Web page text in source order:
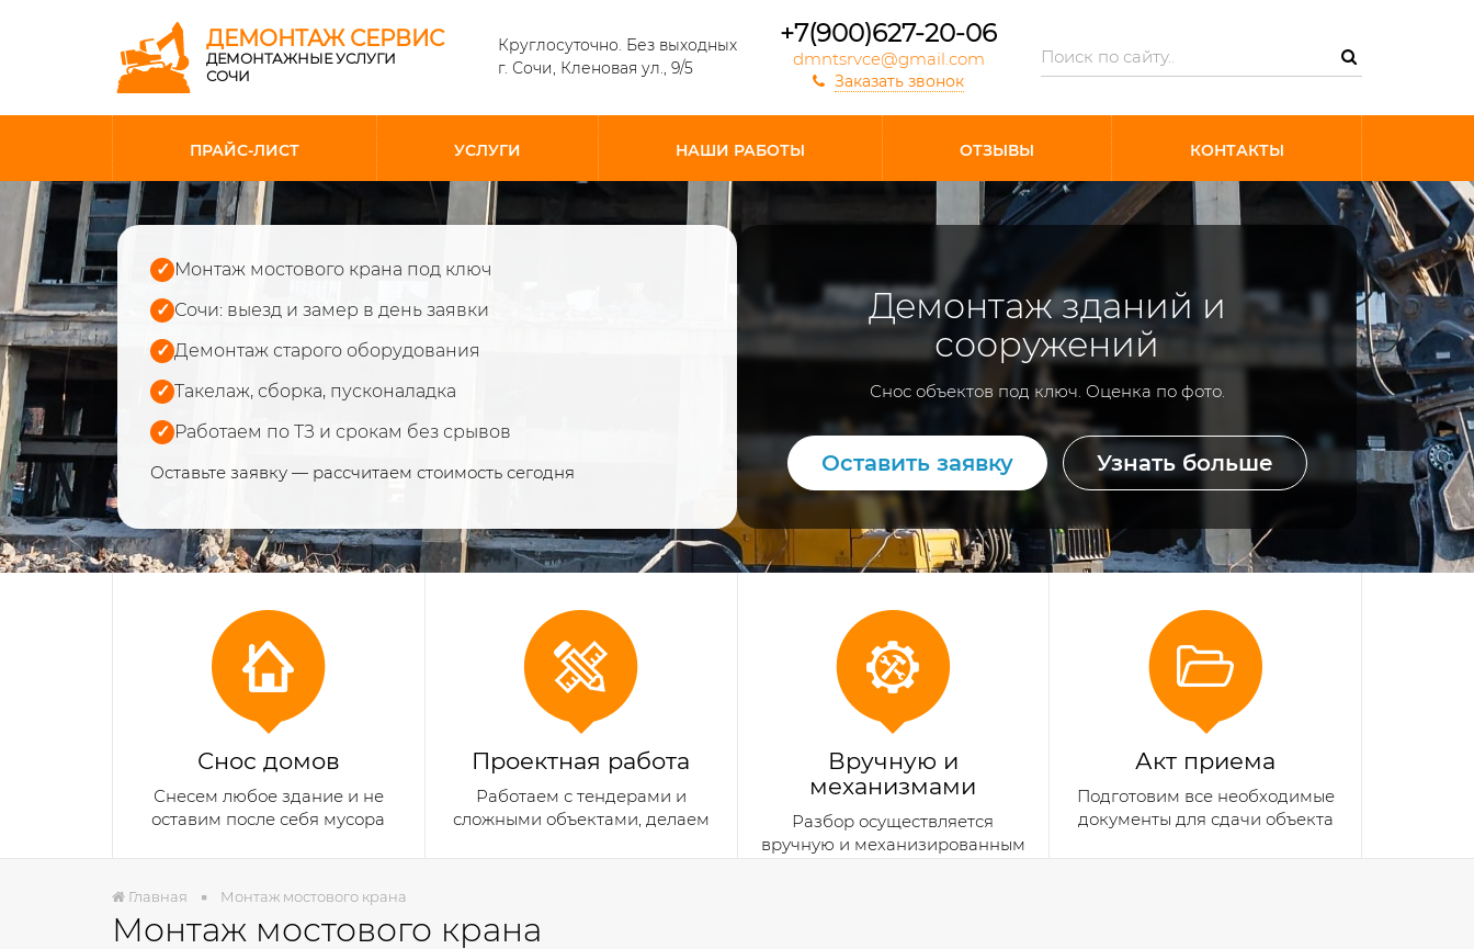
ДЕМОНТАЖ СЕРВИС
ДЕМОНТАЖНЫЕ УСЛУГИ
СОЧИ
Круглосуточно. Без выходных
г. Сочи, Кленовая ул., 9/5
+7(900)627-20-06
dmntsrvce@gmail.com
Заказать звонок
ПРАЙС-ЛИСТ УСЛУГИ НАШИ РАБОТЫ ОТЗЫВЫ КОНТАКТЫ
✓ Монтаж мостового крана под ключ
✓ Сочи: выезд и замер в день заявки
✓ Демонтаж старого оборудования
✓ Такелаж, сборка, пусконаладка
✓ Работаем по ТЗ и срокам без срывов
Оставьте заявку — рассчитаем стоимость сегодня
Демонтаж зданий и
сооружений
Снос объектов под ключ. Оценка по фото.
Оставить заявку Узнать больше
Снос домов
Снесем любое здание и не
оставим после себя мусора
Проектная работа
Работаем с тендерами и
сложными объектами, делаем
Вручную и
механизмами
Разбор осуществляется
вручную и механизированным
Акт приема
Подготовим все необходимые
документы для сдачи объекта
Главная Монтаж мостового крана
Монтаж мостового крана